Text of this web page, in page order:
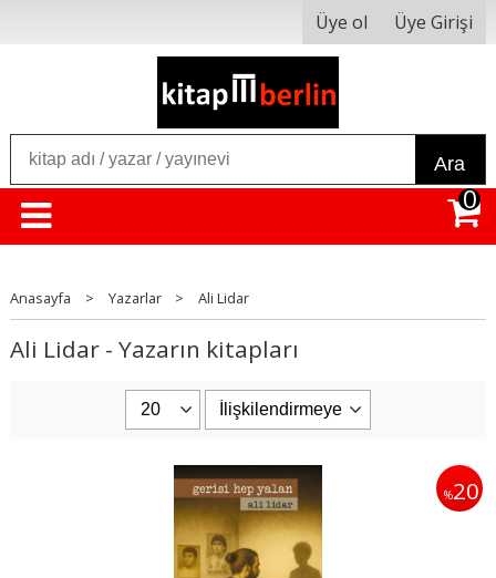
Üye ol Üye Girişi
Ara
0
Anasayfa > Yazarlar > Ali Lidar
Ali Lidar - Yazarın kitapları
%20